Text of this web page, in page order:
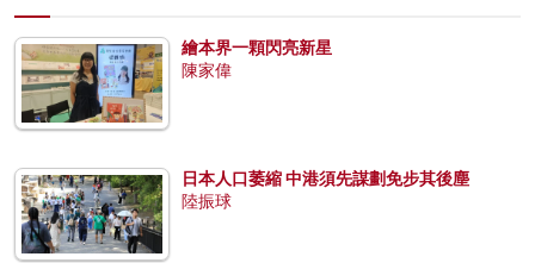
繪本界一顆閃亮新星
陳家偉
日本人口萎縮 中港須先謀劃免步其後塵
陸振球